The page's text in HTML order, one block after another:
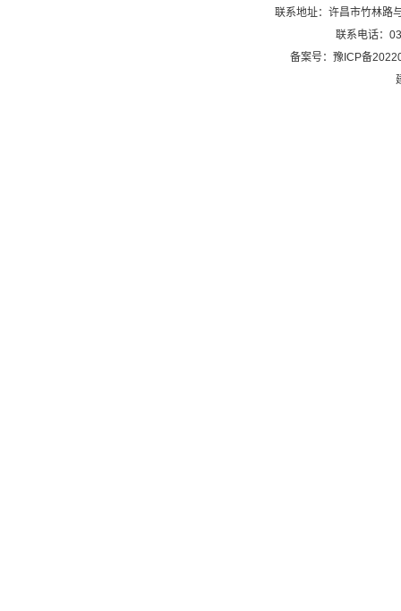
联系地址：许昌市竹林路
联系电话：
备案号：豫ICP备
建